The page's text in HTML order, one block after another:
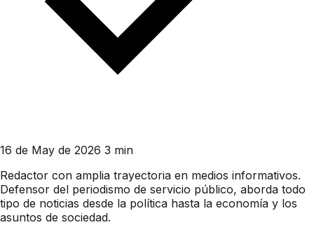
16 de May de 2026 3 min
Redactor con amplia trayectoria en medios informativos.
Defensor del periodismo de servicio público, aborda todo
tipo de noticias desde la política hasta la economía y los
asuntos de sociedad.